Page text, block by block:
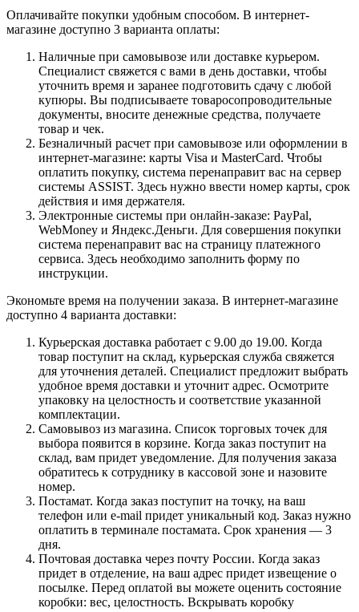
Оплачивайте покупки удобным способом. В интернет-
магазине доступно 3 варианта оплаты:
Наличные при самовывозе или доставке курьером.
Специалист свяжется с вами в день доставки, чтобы
уточнить время и заранее подготовить сдачу с любой
купюры. Вы подписываете товаросопроводительные
документы, вносите денежные средства, получаете
товар и чек.
Безналичный расчет при самовывозе или оформлении в
интернет-магазине: карты Visa и MasterCard. Чтобы
оплатить покупку, система перенаправит вас на сервер
системы ASSIST. Здесь нужно ввести номер карты, срок
действия и имя держателя.
Электронные системы при онлайн-заказе: PayPal,
WebMoney и Яндекс.Деньги. Для совершения покупки
система перенаправит вас на страницу платежного
сервиса. Здесь необходимо заполнить форму по
инструкции.
Экономьте время на получении заказа. В интернет-магазине
доступно 4 варианта доставки:
Курьерская доставка работает с 9.00 до 19.00. Когда
товар поступит на склад, курьерская служба свяжется
для уточнения деталей. Специалист предложит выбрать
удобное время доставки и уточнит адрес. Осмотрите
упаковку на целостность и соответствие указанной
комплектации.
Самовывоз из магазина. Список торговых точек для
выбора появится в корзине. Когда заказ поступит на
склад, вам придет уведомление. Для получения заказа
обратитесь к сотруднику в кассовой зоне и назовите
номер.
Постамат. Когда заказ поступит на точку, на ваш
телефон или e-mail придет уникальный код. Заказ нужно
оплатить в терминале постамата. Срок хранения — 3
дня.
Почтовая доставка через почту России. Когда заказ
придет в отделение, на ваш адрес придет извещение о
посылке. Перед оплатой вы можете оценить состояние
коробки: вес, целостность. Вскрывать коробку